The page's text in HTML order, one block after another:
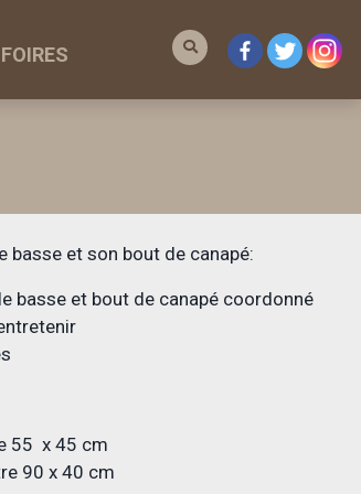
FOIRES
basse et son bout de canapé:
basse et bout de canapé coordonné
55 x 45 cm
90 x 40 cm